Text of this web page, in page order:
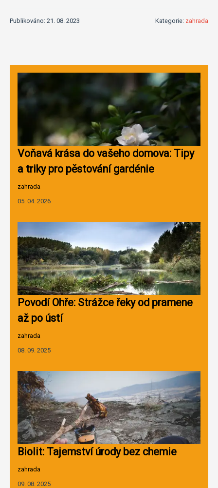
Publikováno: 21. 08. 2023 Kategorie: zahrada
Voňavá krása do vašeho domova: Tipy
a triky pro pěstování gardénie
zahrada
05. 04. 2026
Povodí Ohře: Strážce řeky od pramene
až po ústí
zahrada
08. 09. 2025
Biolit: Tajemství úrody bez chemie
zahrada
09. 08. 2025